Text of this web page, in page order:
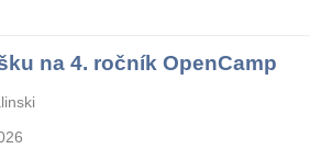
na 4. ročník OpenCamp